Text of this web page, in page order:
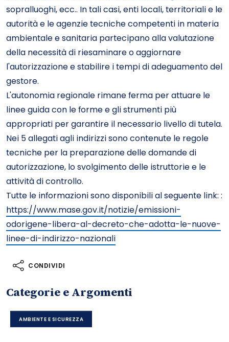
sopralluoghi, ecc.. In tali casi, enti locali, territoriali e le
autorità e le agenzie tecniche competenti in materia
ambientale e sanitaria partecipano alla valutazione
della necessità di riesaminare o aggiornare
l'autorizzazione e stabilire i tempi di adeguamento del
gestore.
L'autonomia regionale rimane ferma per attuare le
linee guida con le forme e gli strumenti più
appropriati per garantire il necessario livello di tutela.
Nei 5 allegati agli indirizzi sono contenute le regole
tecniche per la preparazione delle domande di
autorizzazione, lo svolgimento delle istruttorie e le
attività di controllo.
Tutte le informazioni sono disponibili al seguente link: :
https://www.mase.gov.it/notizie/emissioni-
odorigene-libera-al-decreto-che-adotta-le-nuove-
linee-di-indirizzo-nazionali
CONDIVIDI
Categorie e Argomenti
AMBIENTE E SICUREZZA